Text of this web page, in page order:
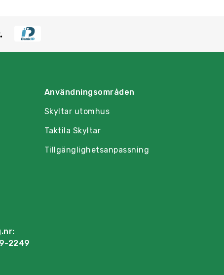
Användningsområden
Skyltar utomhus
Taktila Skyltar
Tillgänglighetsanpassning
2249